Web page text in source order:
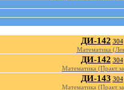
ДИ-142 304
Математика
ДИ-142 304
Математика
ДИ-143 304
Математика